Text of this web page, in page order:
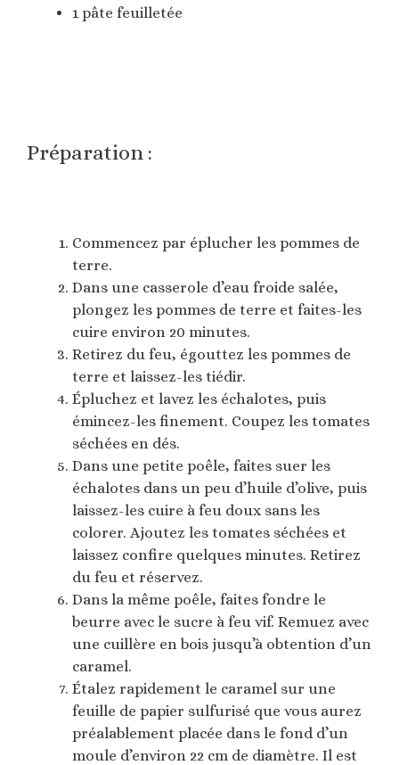
1 pâte feuilletée
Préparation :
Commencez par éplucher les pommes de
terre.
Dans une casserole d’eau froide salée,
plongez les pommes de terre et faites-les
cuire environ 20 minutes.
Retirez du feu, égouttez les pommes de
terre et laissez-les tiédir.
Épluchez et lavez les échalotes, puis
émincez-les finement. Coupez les tomates
séchées en dés.
Dans une petite poêle, faites suer les
échalotes dans un peu d’huile d’olive, puis
laissez-les cuire à feu doux sans les
colorer. Ajoutez les tomates séchées et
laissez confire quelques minutes. Retirez
du feu et réservez.
Dans la même poêle, faites fondre le
beurre avec le sucre à feu vif. Remuez avec
une cuillère en bois jusqu’à obtention d’un
caramel.
Étalez rapidement le caramel sur une
feuille de papier sulfurisé que vous aurez
préalablement placée dans le fond d’un
moule d’environ 22 cm de diamètre. Il est